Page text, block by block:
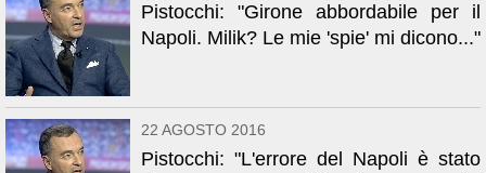
Pistocchi: "Girone abbordabile per il
Napoli. Milik? Le mie 'spie' mi dicono..."
22 AGOSTO 2016
Pistocchi: "L'errore del Napoli è stato